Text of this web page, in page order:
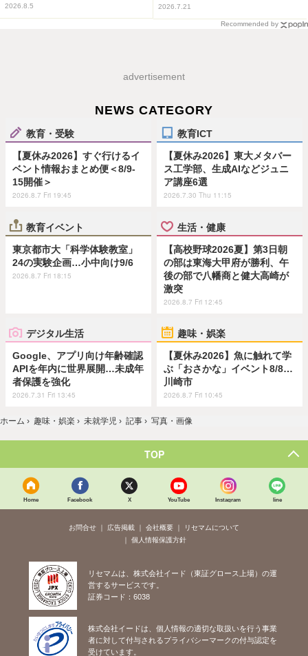
2026.8.5 2026.7.21
Recommended by
advertisement
NEWS CATEGORY
教育・受験
【夏休み2026】すぐ行けるイ
ベント情報おまとめ便＜8/9-
15開催＞
2026.8.7 Fri 19:45
教育ICT
【夏休み2026】東大メタバー
ス工学部、生成AIなどジュニ
ア講座6選
2026.7.30 Thu 11:15
教育イベント
東京都市大「科学体験教室」
24の実験企画…小中向け9/6
2026.8.7 Fri 18:15
生活・健康
【高校野球2026夏】第3日朝
の部は東海大甲府が勝利、午
後の部で八幡商と健大高崎が
激突
2026.8.7 Fri 12:45
デジタル生活
Google、アプリ向け年齢確認
APIを年内に世界展開…未成年
者保護を強化
2026.7.31 Fri 13:45
趣味・娯楽
【夏休み2026】魚に触れて学
ぶ「おさかな」イベント8/8…
川崎市
2026.8.7 Fri 10:45
ホーム › 趣味・娯楽 › 未就学児 › 記事 › 写真・画像
TOP
Home Facebook X YouTube Instagram line
お問合せ 広告掲載 会社概要
リセマムについて
個人情報保護方針
リセマムは、株式会社イード（東証グロース上場）の運
営するサービスです。
証券コード：6038
株式会社イードは、個人情報の適切な取扱いを行う事業
者に対して付与されるプライバシーマークの付与認定を
受けています。